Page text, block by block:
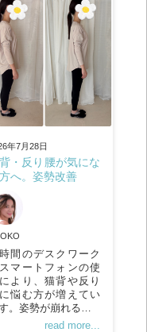
年7月28日
・反り腰が気にな
へ。姿勢改善
間のデスクワーク
マートフォンの使
より、猫背や反り
悩む方が増えてい
。姿勢が崩れる…
read more...